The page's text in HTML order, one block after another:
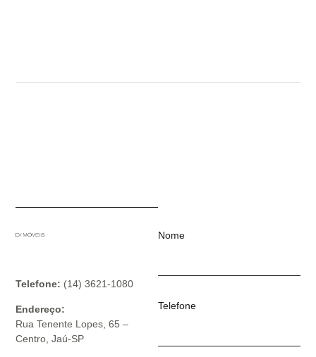
Telefone: (14) 3621-1080
Endereço:
Rua Tenente Lopes, 65 –
Centro, Jaú-SP
Nome
Telefone